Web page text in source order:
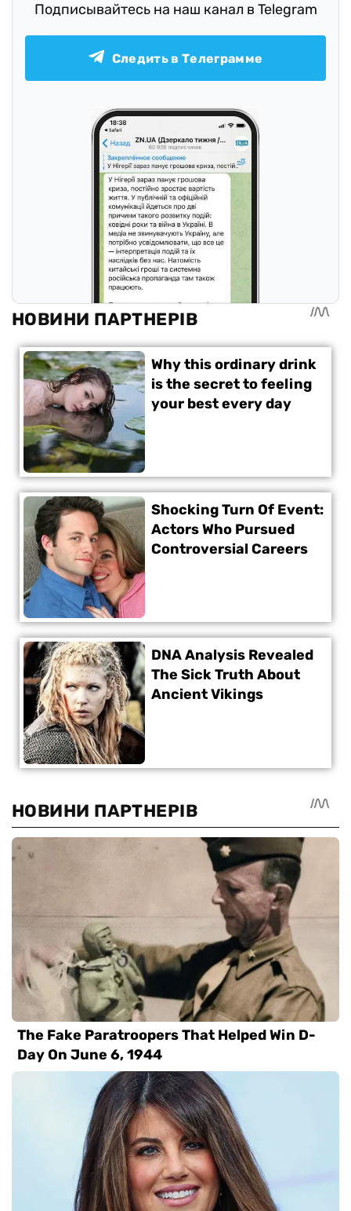
Подписывайтесь на наш канал в Telegram
Следить в Телеграмме